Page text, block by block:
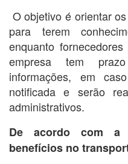
O objetivo é orientar
para terem
enquanto
empresa tem
informações, em
notificada e serão
administrativos.
De acordo com a
benefícios no